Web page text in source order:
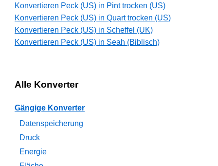
Konvertieren Peck (US) in Pint trocken (US)
Konvertieren Peck (US) in Quart trocken (US)
Konvertieren Peck (US) in Scheffel (UK)
Konvertieren Peck (US) in Seah (Biblisch)
Alle Konverter
Gängige Konverter
Datenspeicherung
Druck
Energie